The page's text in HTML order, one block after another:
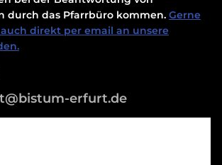
durch das Pfarrbüro kommen. Gerne
direkt per email an unsere
erfurt.de